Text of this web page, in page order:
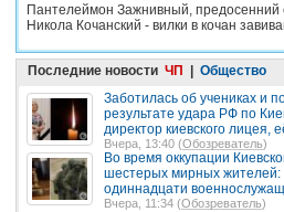
Пантелеймон Зажнивный, предосенний
Никола Кочанский - вилки в кочан
Последние новости ЧП
Общество
Заботилась об учениках и
результате удара РФ по
директор киевского лицея,
Вчера, 13:40 (Обозреватель)
Во время оккупации
шестерых мирных жителей:
одиннадцати
Вчера, 11:34 (Обозреватель)